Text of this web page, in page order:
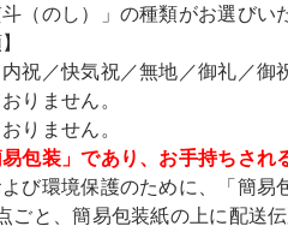
（のし）」の種類がお選びい
祝／快気祝／無地／御礼／御
りません。
りません。
包装」であり、お手持ちされ
び環境保護のために、「簡
ごと、簡易包装紙の上に配送